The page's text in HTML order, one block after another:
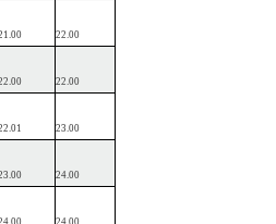
22.00
22.00
23.00
24.00
24.00